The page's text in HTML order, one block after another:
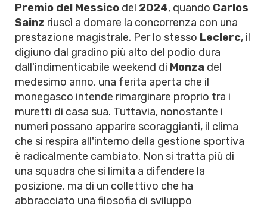
Premio del Messico del 2024, quando Carlos
Sainz riuscì a domare la concorrenza con una
prestazione magistrale. Per lo stesso Leclerc, il
digiuno dal gradino più alto del podio dura
dall'indimenticabile weekend di Monza del
medesimo anno, una ferita aperta che il
monegasco intende rimarginare proprio tra i
muretti di casa sua. Tuttavia, nonostante i
numeri possano apparire scoraggianti, il clima
che si respira all'interno della gestione sportiva
è radicalmente cambiato. Non si tratta più di
una squadra che si limita a difendere la
posizione, ma di un collettivo che ha
abbracciato una filosofia di sviluppo